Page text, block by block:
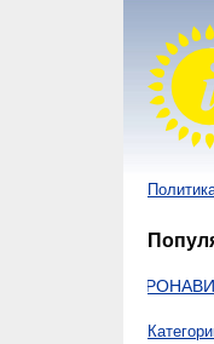
КОРОНАВИРУС